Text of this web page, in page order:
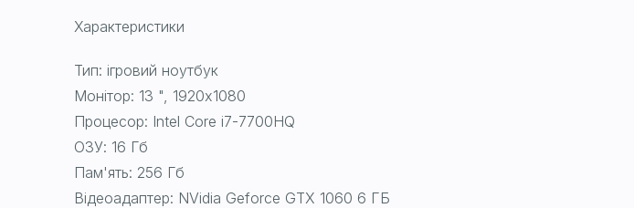
Характеристики
Тип: ігровий ноутбук
Монітор: 13 ", 1920x1080
Процесор: Intel Core i7-7700HQ
ОЗУ: 16 Гб
Пам'ять: 256 Гб
Відеоадаптер: NVidia Geforce GTX 1060 6 ГБ